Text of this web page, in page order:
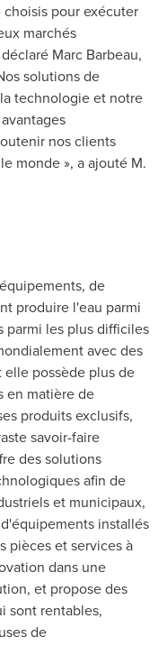
pour exécuter
marchés
Marc Barbeau,
solutions de
technologie et notre
nos clients
monde », a ajouté M.
de
produire l'eau parmi
parmi les plus difficiles
avec des
possède plus de
en matière de
produits exclusifs,
savoir-faire
des solutions
afin de
et municipaux,
installés
pièces et services à
dans une
et propose des
sont rentables,
de